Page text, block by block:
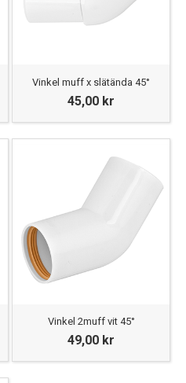
Vinkel muff x slätända 45°
45,00 kr
Vinkel 2muff vit 45°
49,00 kr